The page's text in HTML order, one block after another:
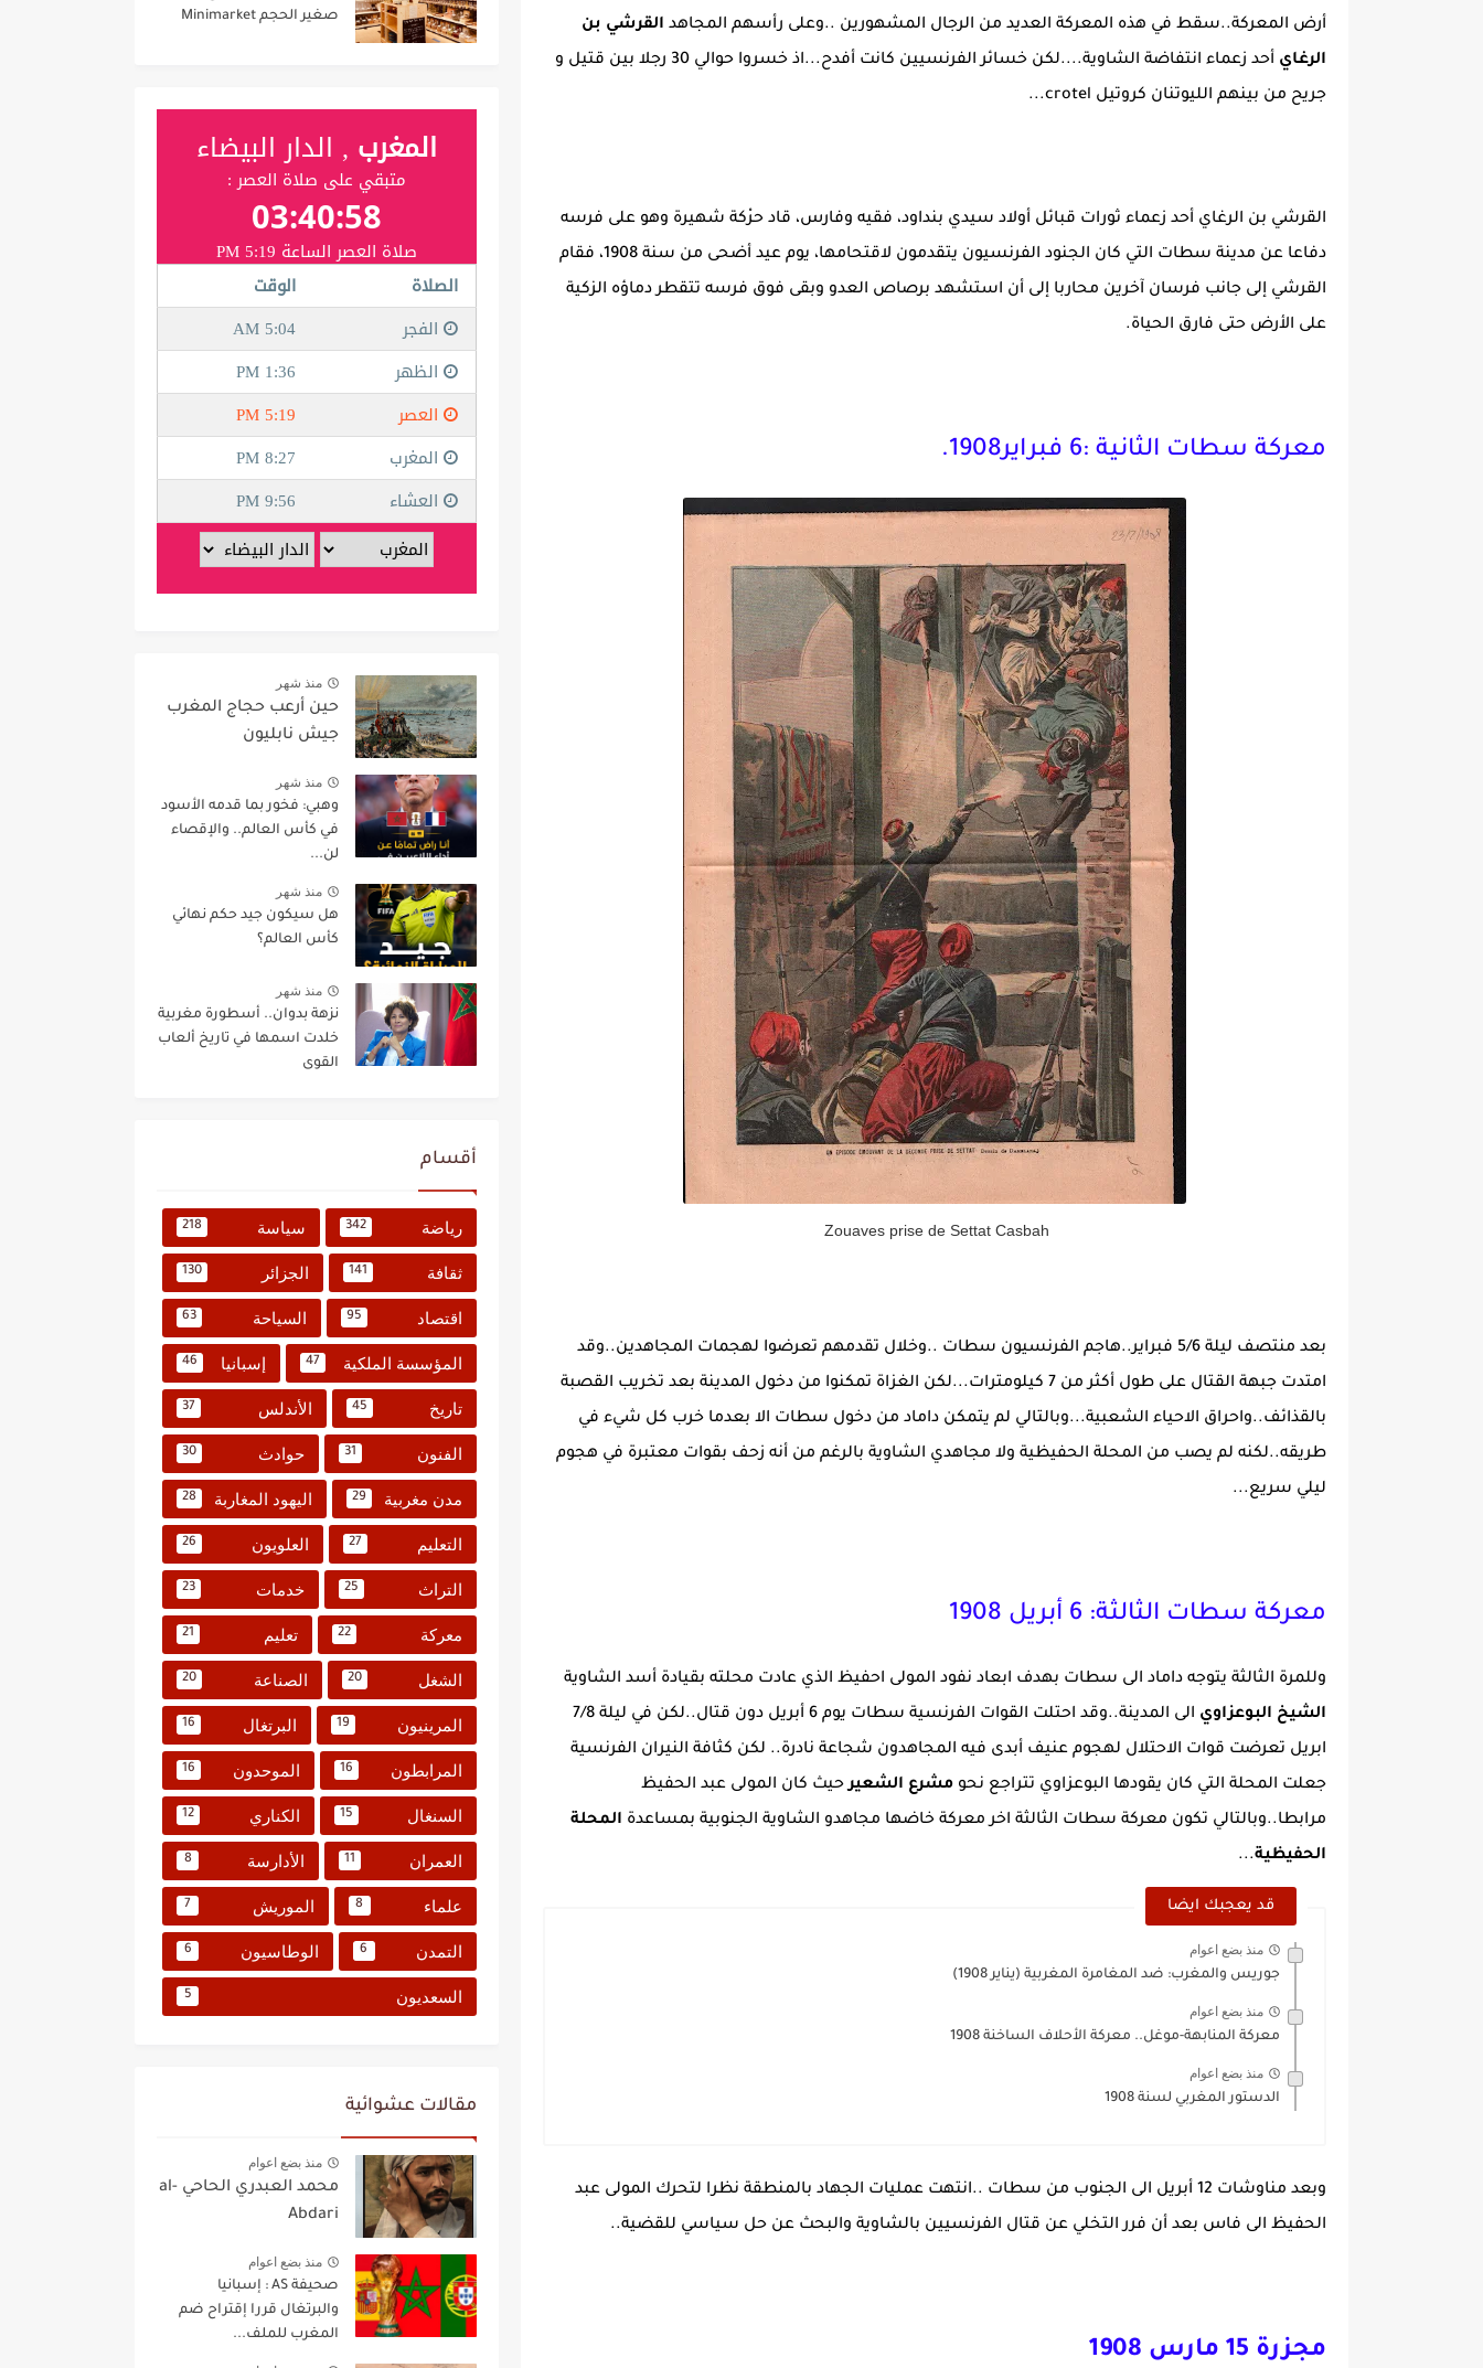
أرض المعركة..سقط في هذه المعركة العديد من الرجال المشهورين ..وعلى رأسهم المجاهد القرشي بن
الرغاي
أحد زعماء انتفاضة الشاوية....لكن خسائر الفرنسيين كانت أفدح...اذ خسروا حوالي 30 رجلا بين قتيل و
جريح من بينهم الليوتنان كروتيل crotel...
القرشي بن الرغاي أحد زعماء ثورات قبائل أولاد سيدي بنداود، فقيه وفارس، قاد حرْكة شهيرة وهو على فرسه
دفاعا عن مدينة سطات التي كان الجنود الفرنسيون يتقدمون لاقتحامها، يوم عيد أضحى من سنة 1908، فقام
القرشي إلى جانب فرسان آخرين محاربا إلى أن استشهد برصاص العدو وبقى فوق فرسه تتقطر دماؤه الزكية
على الأرض حتى فارق الحياة.
معركة سطات الثانية :6 فبراير1908.
Zouaves prise de Settat Casbah
بعد منتصف ليلة 5/6 فبراير..هاجم الفرنسيون سطات ..وخلال تقدمهم تعرضوا لهجمات المجاهدين..وقد
امتدت جبهة القتال على طول أكثر من 7 كيلومترات...لكن الغزاة تمكنوا من دخول المدينة بعد تخريب القصبة
بالقذائف..واحراق الاحياء الشعبية...وبالتالي لم يتمكن داماد من دخول سطات الا بعدما خرب كل شيء في
طريقه..لكنه لم يصب من المحلة الحفيظية ولا مجاهدي الشاوية بالرغم من أنه زحف بقوات معتبرة في هجوم
ليلي سريع...
معركة سطات الثالثة: 6 أبريل 1908
وللمرة الثالثة يتوجه داماد الى سطات بهدف ابعاد نفود المولى احفيظ الذي عادت محلته بقيادة أسد الشاوية
الشيخ البوعزاوي
الى المدينة..وقد احتلت القوات الفرنسية سطات يوم 6 أبريل دون قتال..لكن في ليلة 7/8
ابريل تعرضت قوات الاحتلال لهجوم عنيف أبدى فيه المجاهدون شجاعة نادرة.. لكن كثافة النيران الفرنسية
جعلت المحلة التي كان يقودها البوعزاوي تتراجع نحو مشرع الشعيرحيث كان المولى عبد الحفيظ
مرابطا..وبالتالي تكون معركة سطات الثالثة اخر معركة خاضها مجاهدو الشاوية الجنوبية بمساعدة المحلة
الحفيظية...
قد يعجبك ايضا
منذ بضع اعوام
جوريس والمغرب: ضد المغامرة المغربية (يناير 1908)
منذ بضع اعوام
معركة المنابهة-موغل.. معركة الأحلاف الساخنة 1908
منذ بضع اعوام
الدستور المغربي لسنة 1908
وبعد مناوشات 12 أبريل الى الجنوب من سطات ..انتهت عمليات الجهاد بالمنطقة نظرا لتحرك المولى عبد
الحفيظ الى فاس بعد أن فرر التخلي عن قتال الفرنسيين بالشاوية والبحث عن حل سياسي للقضية..
مجزرة 15 مارس 1908
صغير الحجم Minimarket
منذ شهر
حين أرعب حجاج المغرب
جيش نابليون
منذ شهر
وهبي: فخور بما قدمه الأسود
في كأس العالم.. والإقصاء
لن...
منذ شهر
هل سيكون جيد حكم نهائي
كأس العالم؟
منذ شهر
نزهة بدوان.. أسطورة مغربية
خلدت اسمها في تاريخ ألعاب
القوى
أقسام
رياضة 342 سياسة 218
ثقافة 141 الجزائر 130
اقتصاد 95 السياحة 63
المؤسسة الملكية 47 إسبانيا 46
تاريخ 45 الأندلس 37
الفنون 31 حوادث 30
مدن مغربية 29 اليهود المغاربة 28
التعليم 27 العلويون 26
التراث 25 خدمات 23
معركة 22 تعليم 21
الشغل 20 الصناعة 20
المرينيون 19 البرتغال 16
المرابطون 16 الموحدون 16
السنغال 15 الكناري 12
العمران 11 الأدارسة 8
علماء 8 الموريش 7
التمدن 6 الوطاسيون 6
السعديون 5
مقالات عشوائية
منذ بضع اعوام
محمد العبدري الحاحي al-
Abdari
منذ بضع اعوام
صحيفة AS : إسبانيا
والبرتغال قررا إقتراح ضم
المغرب للملف...